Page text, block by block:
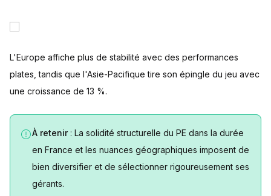
L'Europe affiche plus de stabilité avec des performances
plates, tandis que l'Asie-Pacifique tire son épingle du jeu avec
une croissance de 13 %.
À retenir: La solidité structurelle du PE dans la durée
en France et les nuances géographiques imposent de
bien diversifier et de sélectionner rigoureusement ses
gérants.